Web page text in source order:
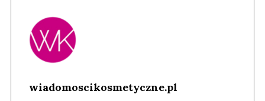
wiadomoscikosmetyczne.pl